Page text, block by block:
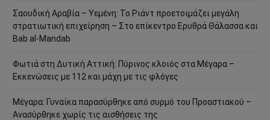
Σαουδική Αραβία – Υεμένη: Το Ριάντ προετοιμάζει μεγάλη
στρατιωτική επιχείρηση – Στο επίκεντρο Ερυθρά Θάλασσα και
Bab al-Mandab
Φωτιά στη Δυτική Αττική: Πύρινος κλοιός στα Μέγαρα –
Εκκενώσεις με 112 και μάχη με τις φλόγες
Μέγαρα: Γυναίκα παρασύρθηκε από συρμό του Προαστιακού –
Ανασύρθηκε χωρίς τις αισθήσεις της